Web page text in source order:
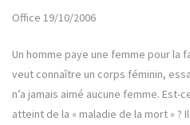
Office 19/10/2006
Un homme paye une femme pour la
veut connaître un corps féminin,
n’a jamais aimé aucune femme.
atteint de la « maladie de la mort »